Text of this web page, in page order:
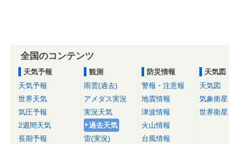
全国のコンテンツ
天気予報
天気予報
世界天気
気圧予報
2週間天気
長期予報
観測
雨雲(過去)
アメダス実況
実況天気
過去天気
雷(実況)
防災情報
警報・注意報
地震情報
津波情報
火山情報
台風情報
天気図
天気図
気象衛星
世界衛星